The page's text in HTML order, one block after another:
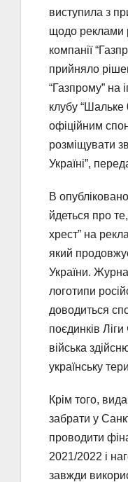
виступила з
щодо реклами
компанії
прийняло
“Газпрому” на
клубу “Шальке
офіційним
розміщувати
Україні”,
В
йдеться про
хрест” на
який
України.
логотипи
доводиться
поєдинків Ліги
війська
українську
Крім того,
забрати у
проводити
2021/2022 і
завжди